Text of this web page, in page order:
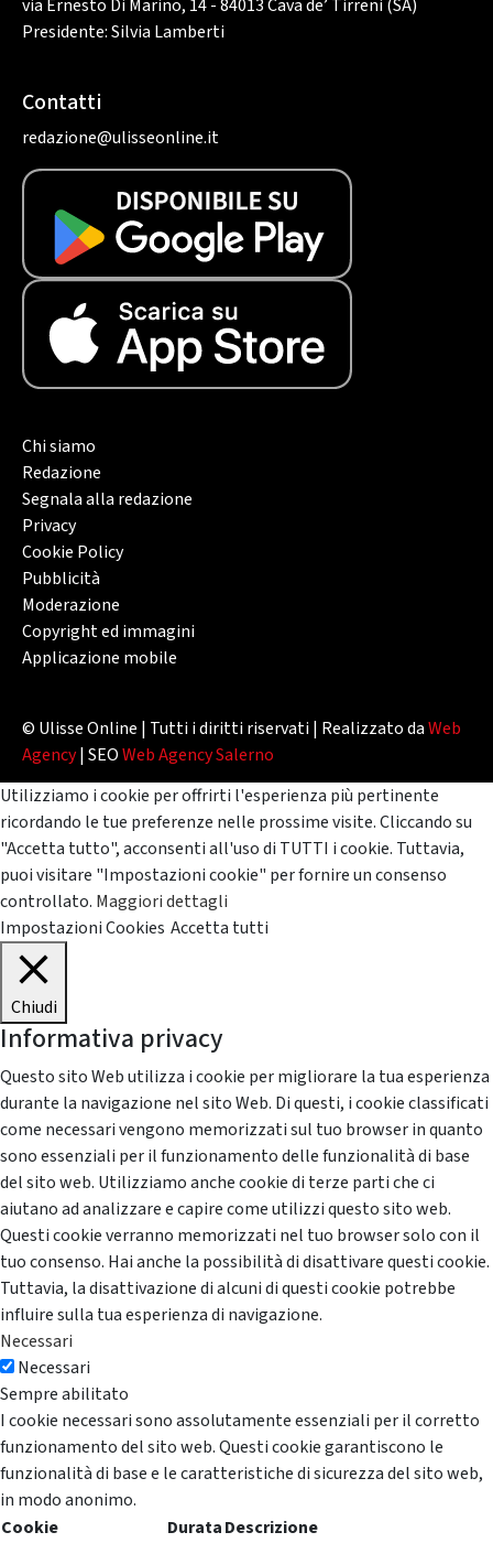
via Ernesto Di Marino, 14 - 84013 Cava de’ Tirreni (SA)
Presidente: Silvia Lamberti
Contatti
redazione@ulisseonline.it
Chi siamo
Redazione
Segnala alla redazione
Privacy
Cookie Policy
Pubblicità
Moderazione
Copyright ed immagini
Applicazione mobile
© Ulisse Online | Tutti i diritti riservati | Realizzato daWeb
Agency| SEOWeb Agency Salerno
Utilizziamo i cookie per offrirti l'esperienza più pertinente
ricordando le tue preferenze nelle prossime visite. Cliccando su
"Accetta tutto", acconsenti all'uso di TUTTI i cookie. Tuttavia,
puoi visitare "Impostazioni cookie" per fornire un consenso
controllato. Maggiori dettagli
Impostazioni Cookies Accetta tutti
Chiudi
Informativa privacy
Questo sito Web utilizza i cookie per migliorare la tua esperienza
durante la navigazione nel sito Web. Di questi, i cookie classificati
come necessari vengono memorizzati sul tuo browser in quanto
sono essenziali per il funzionamento delle funzionalità di base
del sito web. Utilizziamo anche cookie di terze parti che ci
aiutano ad analizzare e capire come utilizzi questo sito web.
Questi cookie verranno memorizzati nel tuo browser solo con il
tuo consenso. Hai anche la possibilità di disattivare questi cookie.
Tuttavia, la disattivazione di alcuni di questi cookie potrebbe
influire sulla tua esperienza di navigazione.
Necessari
Necessari
Sempre abilitato
I cookie necessari sono assolutamente essenziali per il corretto
funzionamento del sito web. Questi cookie garantiscono le
funzionalità di base e le caratteristiche di sicurezza del sito web,
in modo anonimo.
Cookie
DurataDescrizione